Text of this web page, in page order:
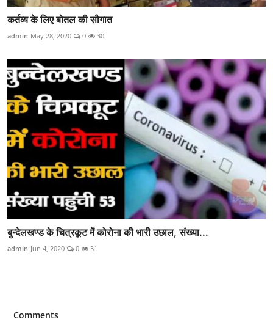
कर्तव्य के लिए बोतल की सौगात
admin May 28, 2020 0 30
बुन्देलखण्ड के चित्रकूट में कोरोना की भारी उछाल, संख्या...
admin Jun 4, 2020 0 31
Comments